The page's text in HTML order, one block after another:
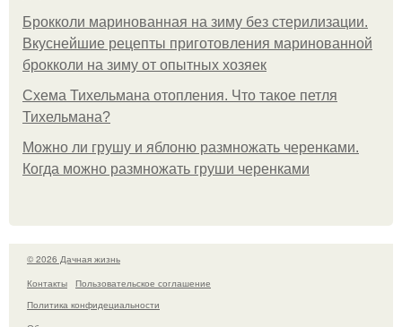
Брокколи маринованная на зиму без стерилизации.
Вкуснейшие рецепты приготовления маринованной
брокколи на зиму от опытных хозяек
Схема Тихельмана отопления. Что такое петля
Тихельмана?
Можно ли грушу и яблоню размножать черенками.
Когда можно размножать груши черенками
© 2026 Дачная жизнь
Контакты
Пользовательское соглашение
Политика конфидециальности